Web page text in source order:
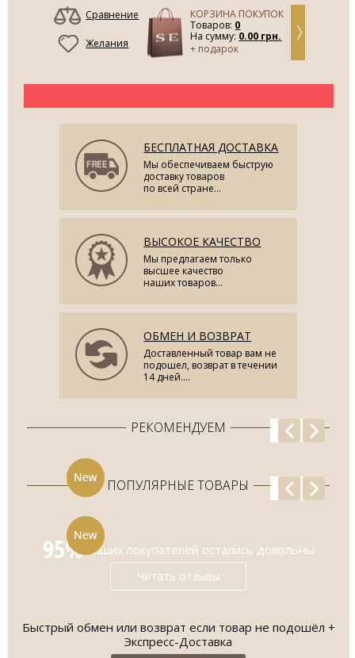
КОРЗИНА ПОКУПОК
Товаров: 0
На сумму: 0.00 грн.
+ подарок
Сравнение
Желания
БЕСПЛАТНАЯ ДОСТАВКА
Мы обеспечиваем быструю
доставку товаров
по всей стране...
ВЫСОКОЕ КАЧЕСТВО
Мы предлагаем только
высшее качество
наших товаров...
ОБМЕН И ВОЗВРАТ
Доставленный товар вам не
подошел, возврат в течении
14 дней....
РЕКОМЕНДУЕМ
ПОПУЛЯРНЫЕ ТОВАРЫ
95% наших покупателей остались довольны
Читать отзывы
Быстрый обмен или возврат если товар не подошёл +
Экспресс-Доставка